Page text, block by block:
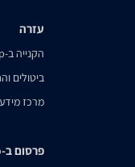
עזרה
הקנייה ב-zap
ביטולים
מרכז
פרסום ב-zap